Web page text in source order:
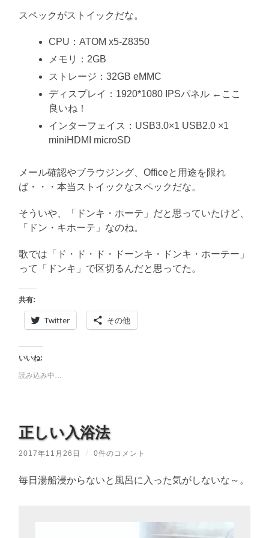
スペックがストイックだな。
CPU：ATOM x5-Z8350
メモリ：2GB
ストレージ：32GB eMMC
ディスプレイ：1920*1080 IPSパネル ←ここ
良いね！
インターフェイス：USB3.0×1 USB2.0 ×1
miniHDMI microSD
メール確認やブラウジング、Officeと用途を限れ
ば・・・本当ストイックなスペックだな。
そういや、「ドンキ・ホーテ」だと思っていたけど、
「ドン・キホーテ」なのね。
歌では「ド・ド・ド・ドーンキ・ドンキ・ホーテー」
って「ドンキ」で区切るんだと思ってた。
共有:
Twitter その他
いいね:
読み込み中…
正しい入浴法
2017年11月26日 / 0件のコメント
毎日湯船浸からないと風呂に入った気がしないな～。